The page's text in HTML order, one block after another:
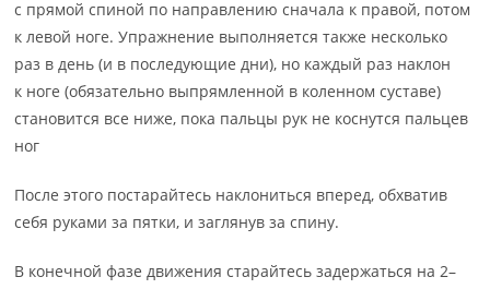
с прямой спиной по направлению сначала к правой, потом
к левой ноге. Упражнение выполняется также несколько
раз в день (и в последующие дни), но каждый раз наклон
к ноге (обязательно выпрямленной в коленном суставе)
становится все ниже, пока пальцы рук не коснутся пальцев
ног
После этого постарайтесь наклониться вперед, обхватив
себя руками за пятки, и заглянув за спину.
В конечной фазе движения старайтесь задержаться на 2–